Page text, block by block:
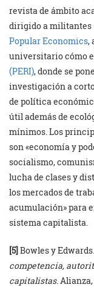
revista de ámbito
dirigido a militantes
Popular Economics,
universitario cómo
(PERI), donde se
investigación a
de política
útil además de
mínimos. Los
son «economía y
socialismo,
lucha de clases y
los mercados de
acumulación» para
sistema capitalista.
[5]Bowles y Edwards.
competencia,
capitalistas.